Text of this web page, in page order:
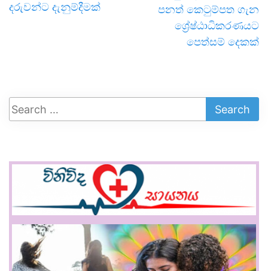
දරුවන්ට දැනුම්දීමක්
පනත් කෙටුම්පත ගැන
ශ්‍රේෂ්ඨාධිකරණයට
පෙත්සම් දෙකක්